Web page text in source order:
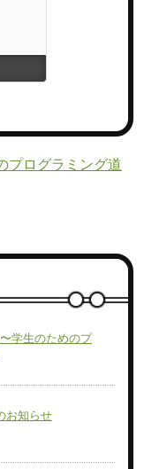
プログラミング道
学生のためのプ
お知らせ